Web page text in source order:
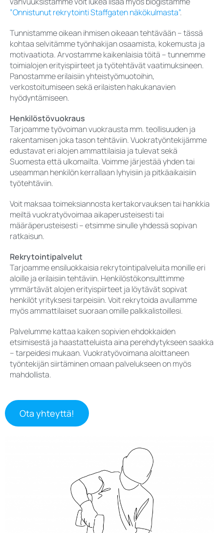
”Onnistunut rekrytointi Staffgaten näkökulmasta”.
Tunnistamme oikean ihmisen oikeaan tehtävään – tässä
kohtaa selvitämme työnhakijan osaamista, kokemusta ja
motivaatiota. Arvostamme kaikenlaisia töitä – tunnemme
toimialojen erityispiirteet ja työtehtävät vaatimuksineen.
Panostamme erilaisiin yhteistyömuotoihin,
verkostoitumiseen sekä erilaisten hakukanavien
hyödyntämiseen.
Henkilöstövuokraus
Tarjoamme työvoiman vuokrausta mm. teollisuuden ja
rakentamisen joka tason tehtäviin. Vuokratyöntekijämme
edustavat eri alojen ammattilaisia ja tulevat sekä
Suomesta että ulkomailta. Voimme järjestää yhden tai
useamman henkilön kerrallaan lyhyisiin ja pitkäaikaisiin
työtehtäviin.
Voit maksaa toimeksiannosta kertakorvauksen tai hankkia
meiltä vuokratyövoimaa aikaperusteisesti tai
määräperusteisesti – etsimme sinulle yhdessä sopivan
ratkaisun.
Rekrytointipalvelut
Tarjoamme ensiluokkaisia rekrytointipalveluita monille eri
aloille ja erilaisiin tehtäviin. Henkilöstökonsulttimme
ymmärtävät alojen erityispiirteet ja löytävät sopivat
henkilöt yrityksesi tarpeisiin. Voit rekrytoida avullamme
myös ammattilaiset suoraan omille palkkalistoillesi.
Palvelumme kattaa kaiken sopivien ehdokkaiden
etsimisestä ja haastatteluista aina perehdytykseen saakka
– tarpeidesi mukaan. Vuokratyövoimana aloittaneen
työntekijän siirtäminen omaan palvelukseen on myös
mahdollista.
Ota yhteyttä!